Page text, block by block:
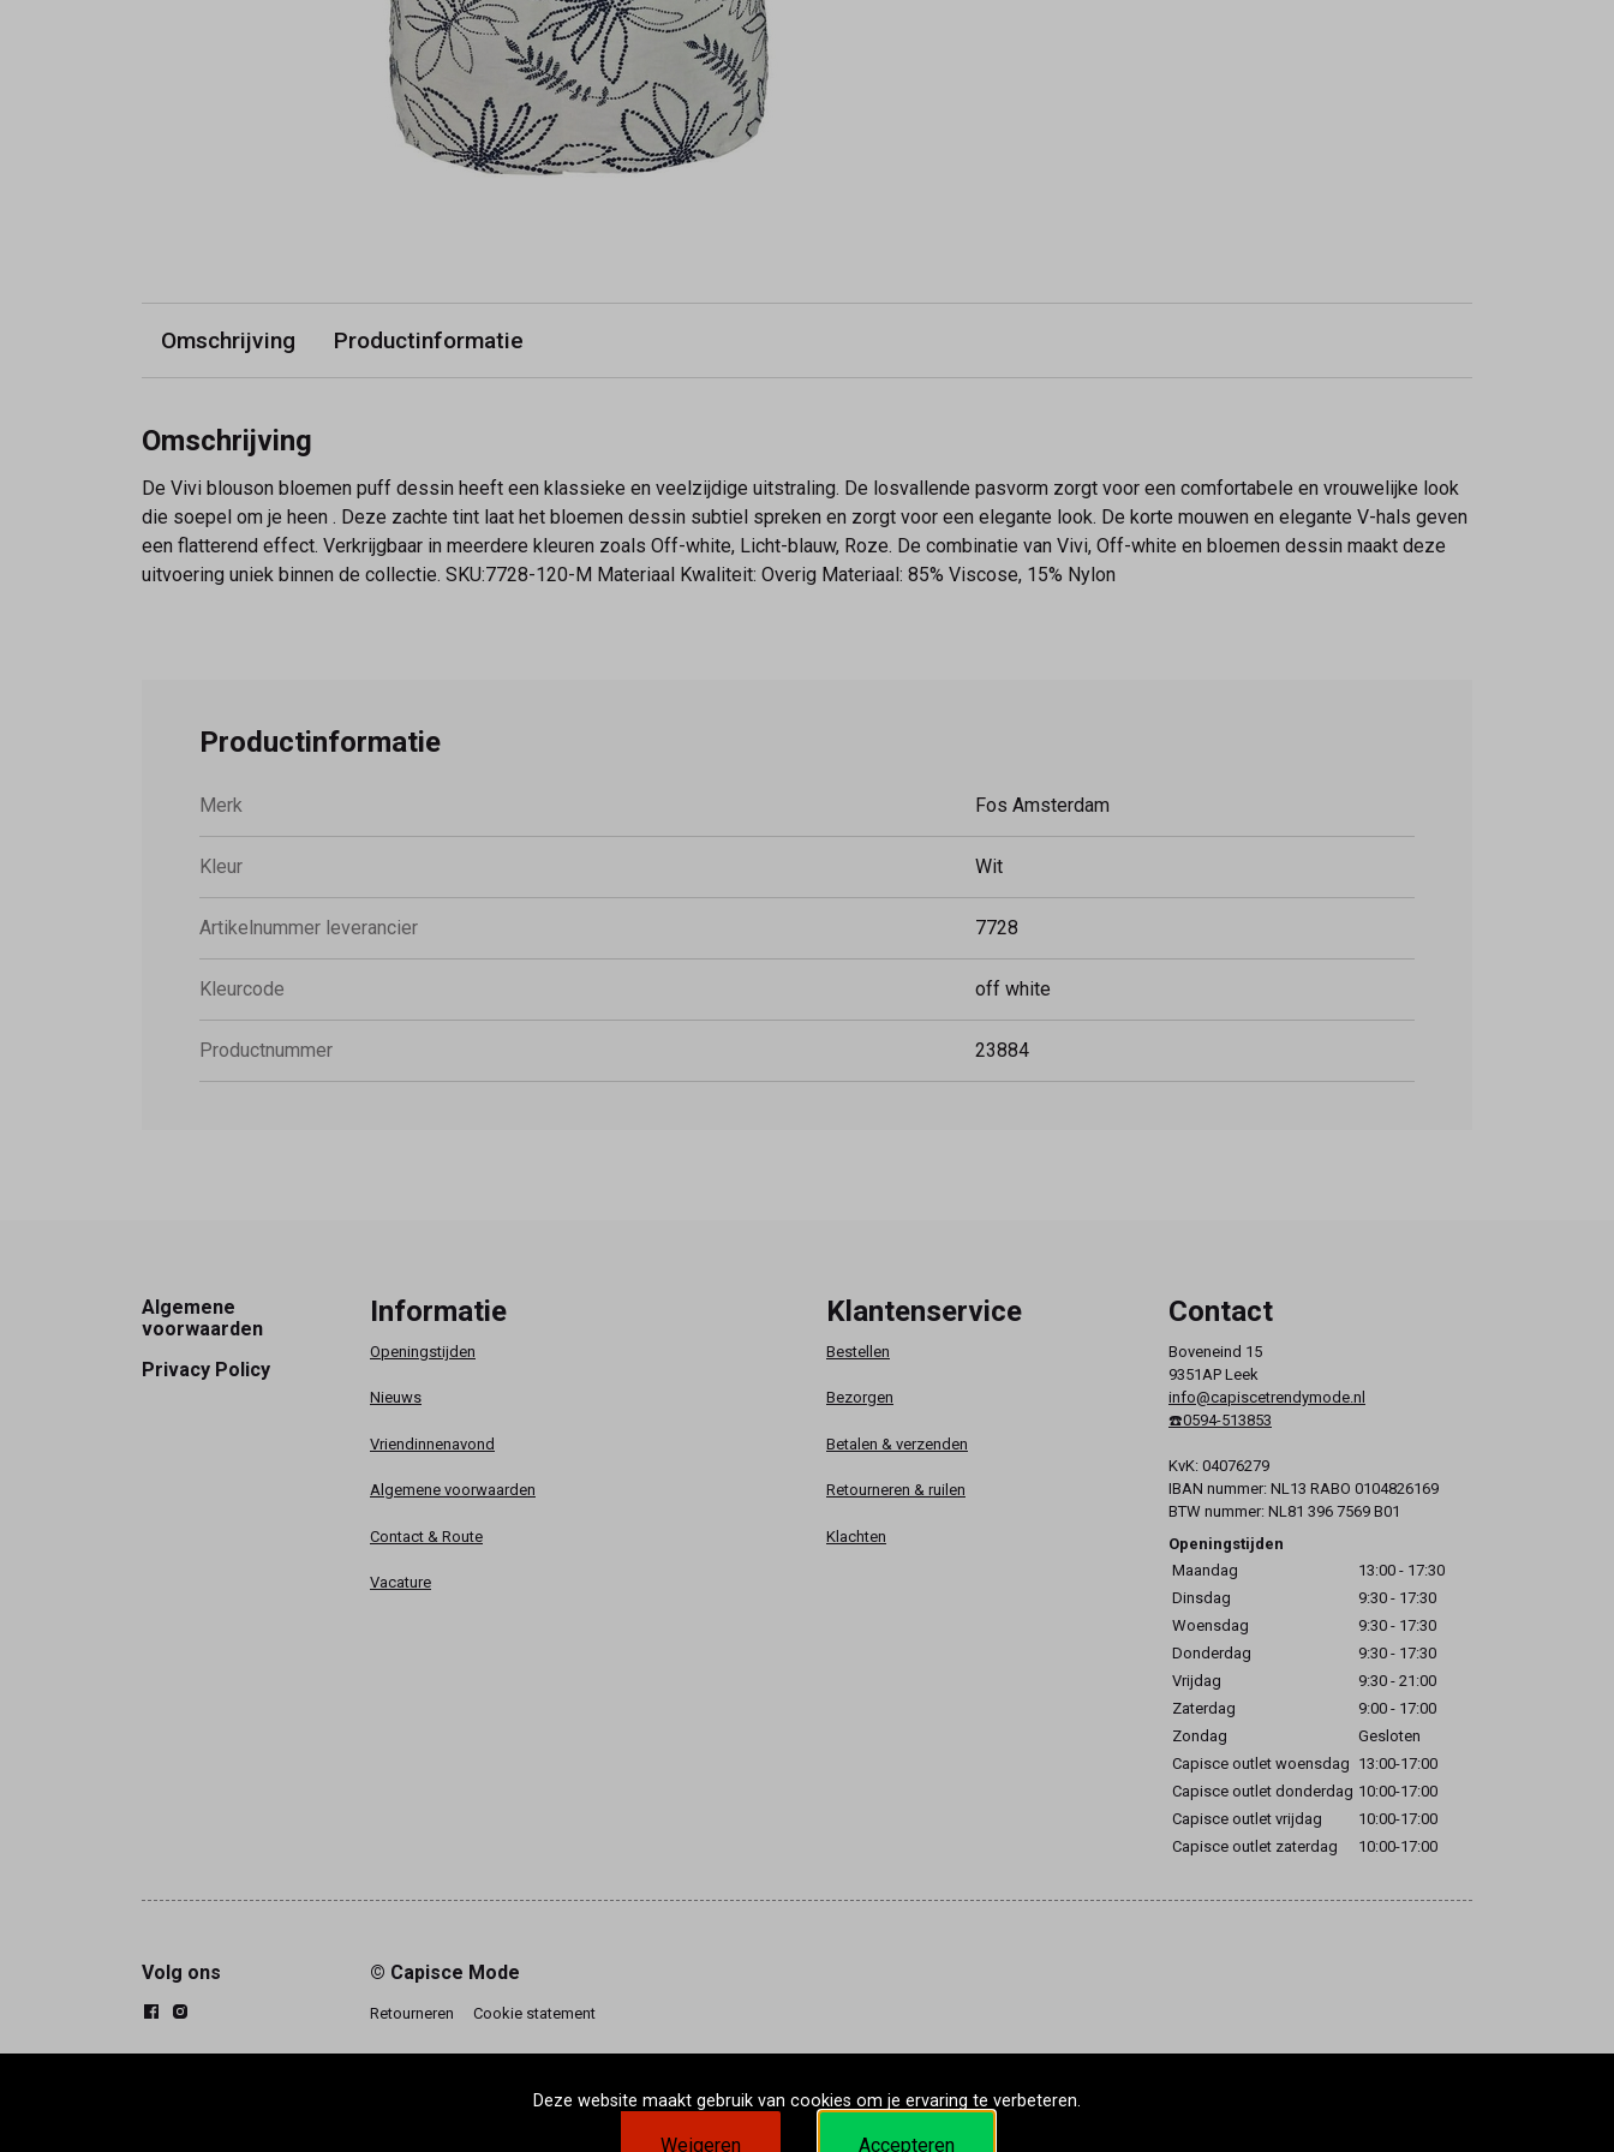
Omschrijving Productinformatie
Omschrijving
De Vivi blouson bloemen puff dessin heeft een klassieke en veelzijdige uitstraling. De losvallende pasvorm zorgt voor een comfortabele en vrouwelijke look
die soepel om je heen . Deze zachte tint laat het bloemen dessin subtiel spreken en zorgt voor een elegante look. De korte mouwen en elegante V-hals geven
een flatterend effect. Verkrijgbaar in meerdere kleuren zoals Off-white, Licht-blauw, Roze. De combinatie van Vivi, Off-white en bloemen dessin maakt deze
uitvoering uniek binnen de collectie. SKU:7728-120-M Materiaal Kwaliteit: Overig Materiaal: 85% Viscose, 15% Nylon
Productinformatie
Merk Fos Amsterdam
Kleur Wit
Artikelnummer leverancier 7728
Kleurcode off white
Productnummer 23884
Footer
Algemene
voorwaarden
Privacy Policy
Informatie
Openingstijden
Nieuws
Vriendinnenavond
Algemene voorwaarden
Contact & Route
Vacature
Klantenservice
Bestellen
Bezorgen
Betalen & verzenden
Retourneren & ruilen
Klachten
Contact
Boveneind 15
9351AP Leek
info@capiscetrendymode.nl
☎️0594-513853
KvK: 04076279
IBAN nummer: NL13 RABO 0104826169
BTW nummer: NL81 396 7569 B01
Openingstijden
Maandag
13:00 - 17:30
Dinsdag
9:30 - 17:30
Woensdag
9:30 - 17:30
Donderdag
9:30 - 17:30
Vrijdag
9:30 - 21:00
Zaterdag
9:00 - 17:00
Zondag
Gesloten
Capisce outlet woensdag 13:00-17:00
Capisce outlet donderdag 10:00-17:00
Capisce outlet vrijdag
10:00-17:00
Capisce outlet zaterdag
10:00-17:00
Volg ons © Capisce Mode
Retourneren Cookie statement
Deze website maakt gebruik van cookies om je ervaring te verbeteren.
Weigeren Accepteren